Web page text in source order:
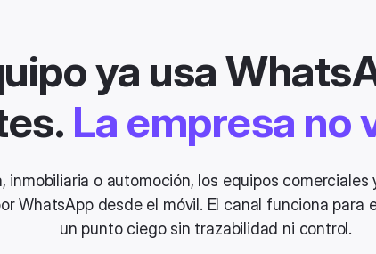
ya usa
La empresa no
inmobiliaria o automoción, los equipos comerciales
WhatsApp desde el móvil. El canal funciona para
un punto ciego sin trazabilidad ni control.